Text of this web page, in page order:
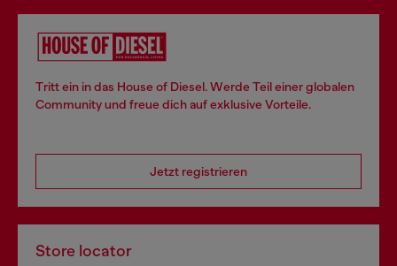
Tritt ein in das House of Diesel. Werde Teil einer globalen
Community und freue dich auf exklusive Vorteile.
Jetzt registrieren
Store locator